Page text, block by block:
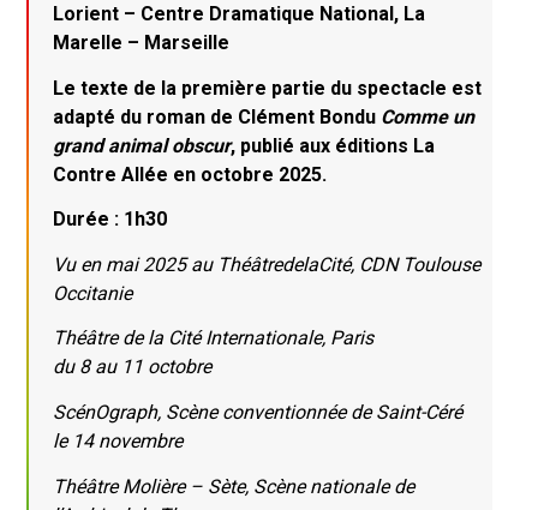
Lorient – Centre Dramatique National, La
Marelle – Marseille
Le texte de la première partie du spectacle est
adapté du roman de Clément Bondu Comme un
grand animal obscur, publié aux éditions La
Contre Allée en octobre 2025.
Durée : 1h30
Vu en mai 2025 au ThéâtredelaCité, CDN Toulouse
Occitanie
Théâtre de la Cité Internationale, Paris
du 8 au 11 octobre
ScénOgraph, Scène conventionnée de Saint-Céré
le 14 novembre
Théâtre Molière – Sète, Scène nationale de